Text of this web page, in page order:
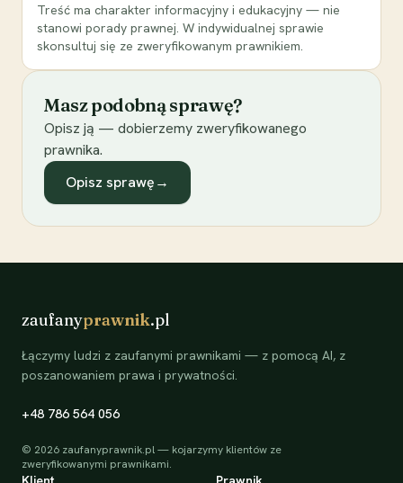
Treść ma charakter informacyjny i edukacyjny — nie
stanowi porady prawnej. W indywidualnej sprawie
skonsultuj się ze zweryfikowanym prawnikiem.
Masz podobną sprawę?
Opisz ją — dobierzemy zweryfikowanego
prawnika.
Opisz sprawę→
zaufanyprawnik.pl
Łączymy ludzi z zaufanymi prawnikami — z pomocą AI, z
poszanowaniem prawa i prywatności.
+48 786 564 056
© 2026 zaufanyprawnik.pl — kojarzymy klientów ze
zweryfikowanymi prawnikami.